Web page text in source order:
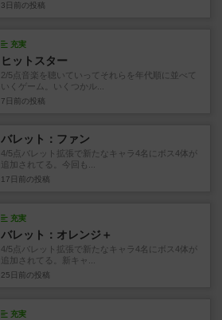
3日前 の投稿
充実
ヒットスター
2/5点音楽を聴いていってそれらを年代順に並べて
いくゲーム。いくつかル...
7日前 の投稿
バレット：ファン
4/5点バレット拡張で新たなキャラ4名にボス4体が
追加されてる。今回も...
17日前 の投稿
充実
バレット：オレンジ＋
4/5点バレット拡張で新たなキャラ4名にボス4体が
追加されてる。新キャ...
25日前 の投稿
充実